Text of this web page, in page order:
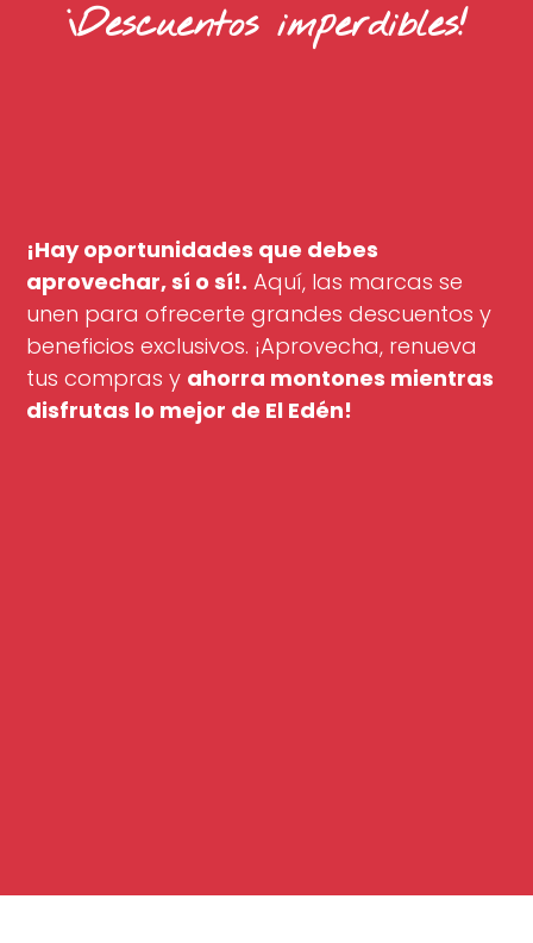
¡Descuentos imperdibles!
¡Hay oportunidades que debes
aprovechar, sí o sí!. Aquí, las marcas se
unen para ofrecerte grandes descuentos y
beneficios exclusivos. ¡Aprovecha, renueva
tus compras y ahorra montones mientras
disfrutas lo mejor de El Edén!